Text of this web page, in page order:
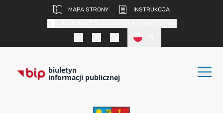
MAPA STRONY
INSTRUKCJA
biuletyn
informacji publicznej